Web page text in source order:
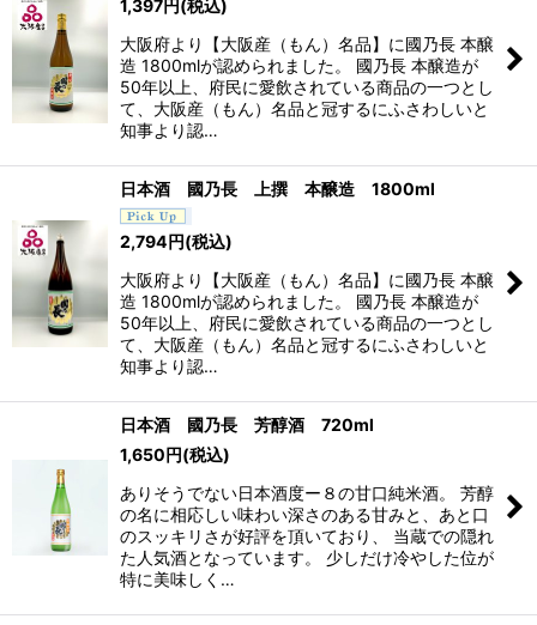
1,397円(税込)
大阪府より【大阪産（もん）名品】に國乃長 本醸
造 1800mlが認められました。 國乃長 本醸造が
50年以上、府民に愛飲されている商品の一つとし
て、大阪産（もん）名品と冠するにふさわしいと
知事より認…
日本酒 國乃長 上撰 本醸造 1800ml
2,794円(税込)
大阪府より【大阪産（もん）名品】に國乃長 本醸
造 1800mlが認められました。 國乃長 本醸造が
50年以上、府民に愛飲されている商品の一つとし
て、大阪産（もん）名品と冠するにふさわしいと
知事より認…
日本酒 國乃長 芳醇酒 720ml
1,650円(税込)
ありそうでない日本酒度ー８の甘口純米酒。 芳醇
の名に相応しい味わい深さのある甘みと、あと口
のスッキリさが好評を頂いており、 当蔵での隠れ
た人気酒となっています。 少しだけ冷やした位が
特に美味しく…